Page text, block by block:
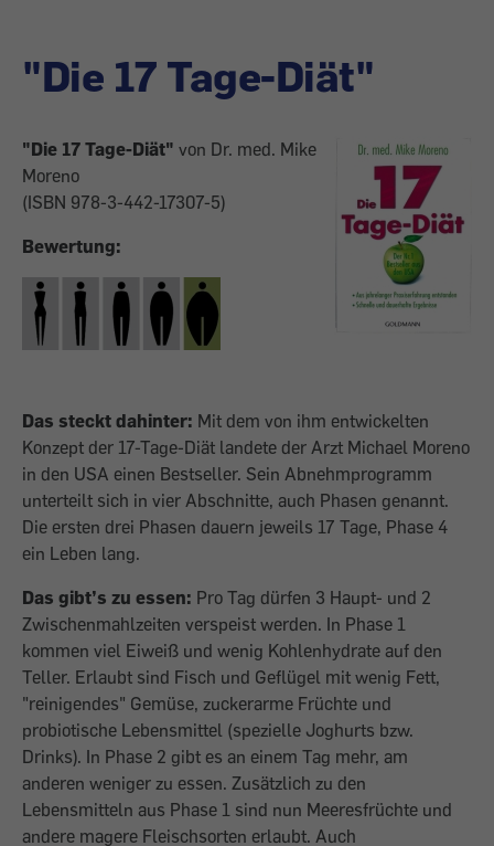
"Die 17 Tage-Diät"
"Die 17 Tage-Diät" von Dr. med. Mike
Moreno
(ISBN 978-3-442-17307-5)
Bewertung:
Das steckt dahinter: Mit dem von ihm entwickelten
Konzept der 17-Tage-Diät landete der Arzt Michael Moreno
in den USA einen Bestseller. Sein Abnehmprogramm
unterteilt sich in vier Abschnitte, auch Phasen genannt.
Die ersten drei Phasen dauern jeweils 17 Tage, Phase 4
ein Leben lang.
Das gibt’s zu essen: Pro Tag dürfen 3 Haupt- und 2
Zwischenmahlzeiten verspeist werden. In Phase 1
kommen viel Eiweiß und wenig Kohlenhydrate auf den
Teller. Erlaubt sind Fisch und Geflügel mit wenig Fett,
"reinigendes" Gemüse, zuckerarme Früchte und
probiotische Lebensmittel (spezielle Joghurts bzw.
Drinks). In Phase 2 gibt es an einem Tag mehr, am
anderen weniger zu essen. Zusätzlich zu den
Lebensmitteln aus Phase 1 sind nun Meeresfrüchte und
andere magere Fleischsorten erlaubt. Auch